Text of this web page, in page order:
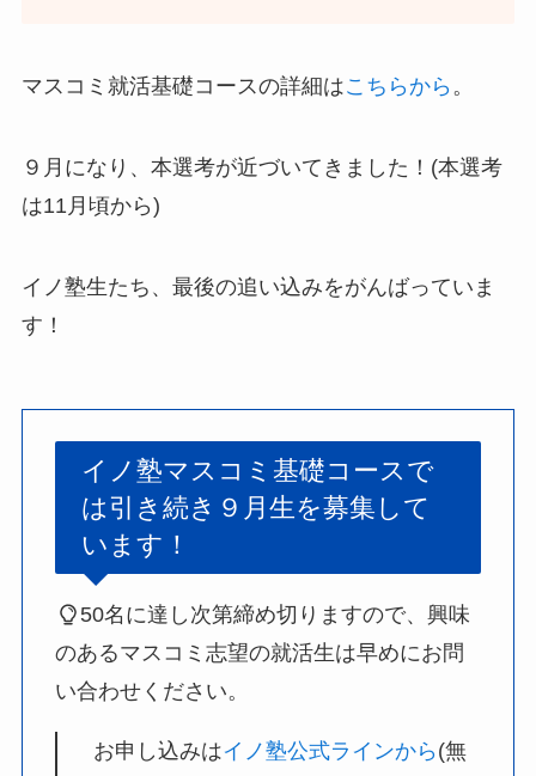
マスコミ就活基礎コースの詳細はこちらから 。
９月になり、本選考が近づいてきました！(本選考
は11月頃から)
イノ塾生たち、最後の追い込みをがんばっていま
す！
イノ塾マスコミ基礎コースで
は引き続き９月生を募集して
います！
50名に達し次第締め切りますので、興味
のあるマスコミ志望の就活生は早めにお問
い合わせください。
お申し込みはイノ塾公式ラインから (無